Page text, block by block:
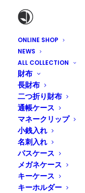
ONLINE SHOP
NEWS
ALL COLLECTION
財布
長財布
二つ折り財布
通帳ケース
マネークリップ
小銭入れ
名刺入れ
パスケース
メガネケース
キーケース
キーホルダー